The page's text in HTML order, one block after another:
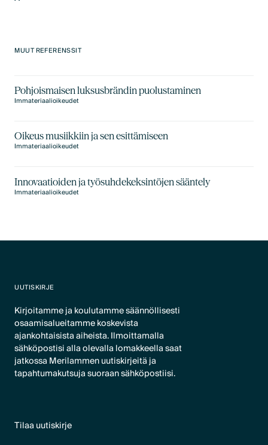
LinkedIn
MUUT REFERENSSIT
Pohjoismaisen luksusbrändin puolustaminen
Immateriaalioikeudet
Oikeus musiikkiin ja sen esittämiseen
Immateriaalioikeudet
Innovaatioiden ja työsuhdekeksintöjen sääntely
Immateriaalioikeudet
UUTISKIRJE
Kirjoitamme ja koulutamme säännöllisesti
osaamisalueitamme koskevista
ajankohtaisista aiheista. Ilmoittamalla
sähköpostisi alla olevalla lomakkeella saat
jatkossa Merilammen uutiskirjeitä ja
tapahtumakutsuja suoraan sähköpostiisi.
Tilaa uutiskirje